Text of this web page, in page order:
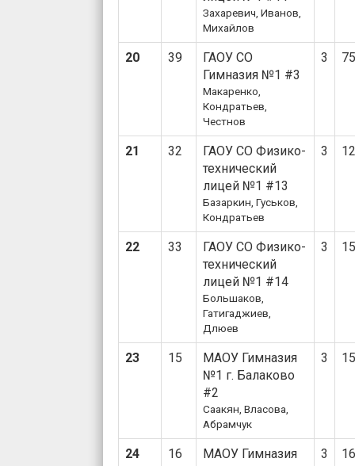
Захаревич, Иванов,
Михайлов
20 39
ГАОУ СО
Гимназия №1 #3
Макаренко,
Кондратьев,
Честнов
3 75
21 32
ГАОУ СО Физико-
технический
лицей №1 #13
Базаркин, Гуськов,
Кондратьев
3
22 33
ГАОУ СО Физико-
технический
лицей №1 #14
Большаков,
Гатигаджиев,
Длюев
3
23 15
МАОУ Гимназия
№1 г. Балаково
#2
Саакян, Власова,
Абрамчук
3
24 16
МАОУ Гимназия
3